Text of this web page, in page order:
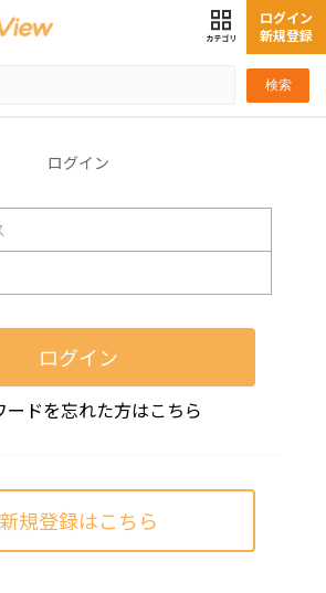
検索
ログイン
新規登録
ログイン
ログイン
ードを忘れた方はこちら
新規登録はこちら